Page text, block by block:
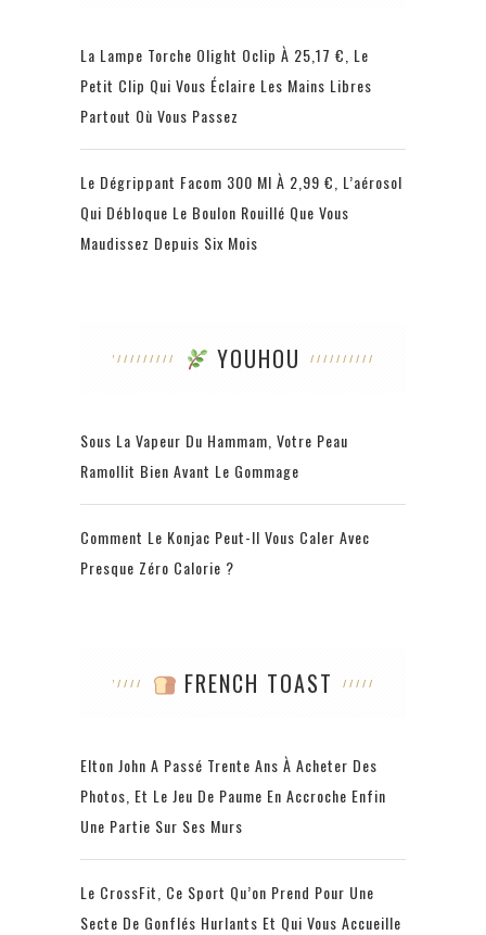
La Lampe Torche Olight Oclip À 25,17 €, Le
Petit Clip Qui Vous Éclaire Les Mains Libres
Partout Où Vous Passez
Le Dégrippant Facom 300 Ml À 2,99 €, L’aérosol
Qui Débloque Le Boulon Rouillé Que Vous
Maudissez Depuis Six Mois
YOUHOU
Sous La Vapeur Du Hammam, Votre Peau
Ramollit Bien Avant Le Gommage
Comment Le Konjac Peut-Il Vous Caler Avec
Presque Zéro Calorie ?
FRENCH TOAST
Elton John A Passé Trente Ans À Acheter Des
Photos, Et Le Jeu De Paume En Accroche Enfin
Une Partie Sur Ses Murs
Le CrossFit, Ce Sport Qu’on Prend Pour Une
Secte De Gonflés Hurlants Et Qui Vous Accueille